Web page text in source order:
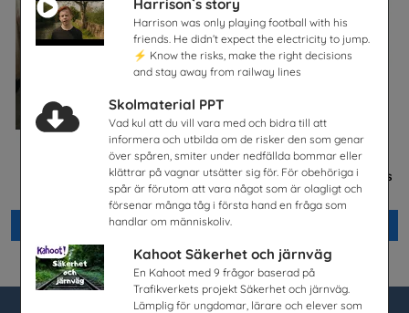
Harrison`s story
Harrison was only playing football with his
friends. He didn’t expect the electricity to jump.
⚡ Know the risks, make the right decisions
and stay away from railway lines
Skolmaterial PPT
Vad kul att du vill vara med och bidra till att
informera och utbilda om de risker den som genar
över spåren, smiter under nedfällda bommar eller
klättrar på vagnar utsätter sig för. För obehöriga i
spår är förutom att vara något som är olagligt och
försenar många tåg i första hand en fråga som
handlar om människoliv.
Kahoot Säkerhet och järnväg
En Kahoot med 9 frågor baserad på
Trafikverkets projekt Säkerhet och järnväg.
Lämplig för ungdomar, lärare och elever som
Celiaki
Fria Bröd AB
Beställ 0kr
Mer än en fluga -
Lärarhandledning om barns
och ungas trygghet på nätet
Plan International Sverige